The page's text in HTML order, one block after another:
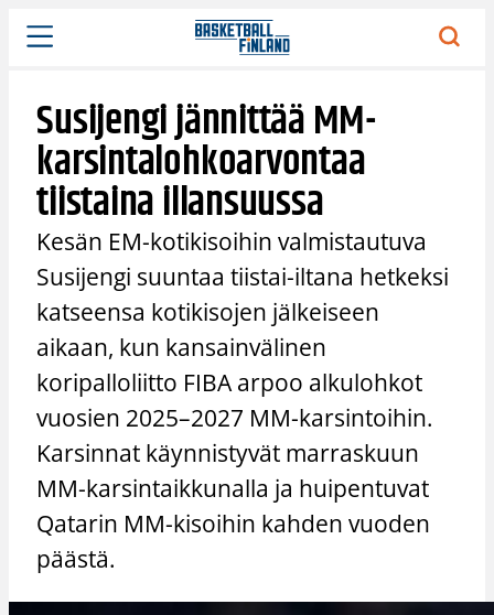
Siirry
sisältöön
Susijengi jännittää MM-
karsintalohkoarvontaa
tiistaina illansuussa
Kesän EM-kotikisoihin valmistautuva
Susijengi suuntaa tiistai-iltana hetkeksi
katseensa kotikisojen jälkeiseen
aikaan, kun kansainvälinen
koripalloliitto FIBA arpoo alkulohkot
vuosien 2025–2027 MM-karsintoihin.
Karsinnat käynnistyvät marraskuun
MM-karsintaikkunalla ja huipentuvat
Qatarin MM-kisoihin kahden vuoden
päästä.